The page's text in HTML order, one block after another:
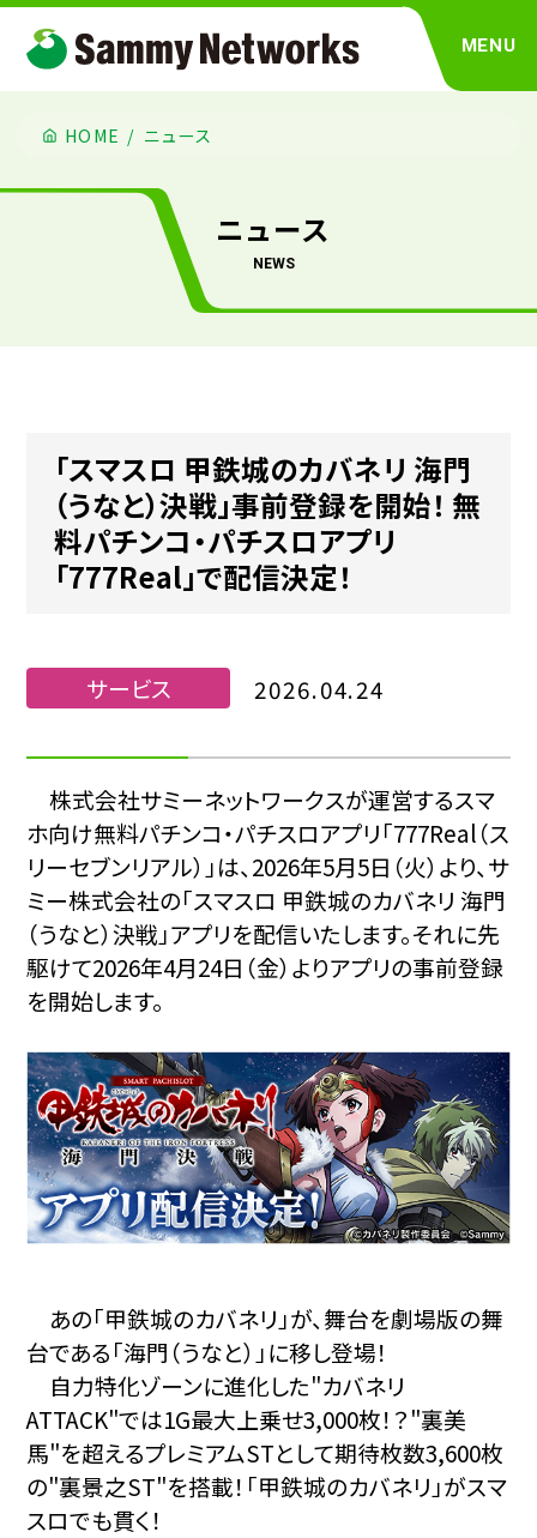
MENU
HOME ニュース
ニュース
news
「スマスロ 甲鉄城のカバネリ 海門
（うなと）決戦」事前登録を開始！ 無
料パチンコ・パチスロアプリ
「777Real」で配信決定！
サービス 2026.04.24
株式会社サミーネットワークスが運営するスマ
ホ向け無料パチンコ・パチスロアプリ「777Real（ス
リーセブンリアル）」は、2026年5月5日（火）より、サ
ミー株式会社の「スマスロ 甲鉄城のカバネリ 海門
（うなと）決戦」アプリを配信いたします。それに先
駆けて2026年4月24日（金）よりアプリの事前登録
を開始します。
あの「甲鉄城のカバネリ」が、舞台を劇場版の舞
台である「海門（うなと）」に移し登場！
自力特化ゾーンに進化した"カバネリ
ATTACK"では1G最大上乗せ3,000枚！？"裏美
馬"を超えるプレミアムSTとして期待枚数3,600枚
の"裏景之ST"を搭載！「甲鉄城のカバネリ」がスマ
スロでも貫く！